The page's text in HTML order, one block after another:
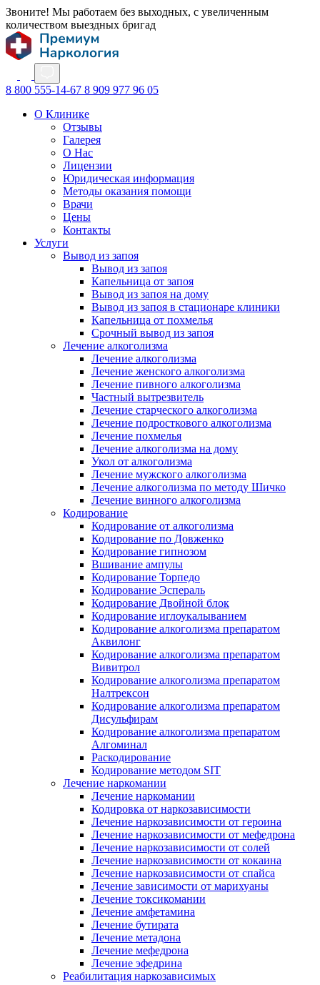
Звоните! Мы работаем без выходных, с увеличенным
количеством выездных бригад
8 800 555-14-67 8 909 977 96 05
О Клинике
Отзывы
Галерея
О Нас
Лицензии
Юридическая информация
Методы оказания помощи
Врачи
Цены
Контакты
Услуги
Вывод из запоя
Вывод из запоя
Капельница от запоя
Вывод из запоя на дому
Вывод из запоя в стационаре клиники
Капельница от похмелья
Срочный вывод из запоя
Лечение алкоголизма
Лечение алкоголизма
Лечение женского алкоголизма
Лечение пивного алкоголизма
Частный вытрезвитель
Лечение старческого алкоголизма
Лечение подросткового алкоголизма
Лечение похмелья
Лечение алкоголизма на дому
Укол от алкоголизма
Лечение мужского алкоголизма
Лечение алкоголизма по методу Шичко
Лечение винного алкоголизма
Кодирование
Кодирование от алкоголизма
Кодирование по Довженко
Кодирование гипнозом
Вшивание ампулы
Кодирование Торпедо
Кодирование Эспераль
Кодирование Двойной блок
Кодирование иглоукалыванием
Кодирование алкоголизма препаратом
Аквилонг
Кодирование алкоголизма препаратом
Вивитрол
Кодирование алкоголизма препаратом
Налтрексон
Кодирование алкоголизма препаратом
Дисульфирам
Кодирование алкоголизма препаратом
Алгоминал
Раскодирование
Кодирование методом SIT
Лечение наркомании
Лечение наркомании
Кодировка от наркозависимости
Лечение наркозависимости от героина
Лечение наркозависимости от мефедрона
Лечение наркозависимости от солей
Лечение наркозависимости от кокаина
Лечение наркозависимости от спайса
Лечение зависимости от марихуаны
Лечение токсикомании
Лечение амфетамина
Лечение бутирата
Лечение метадона
Лечение мефедрона
Лечение эфедрина
Реабилитация наркозависимых